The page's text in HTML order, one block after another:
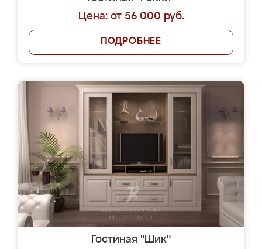
Цена: от 56 000 руб.
ПОДРОБНЕЕ
Гостиная "Шик"